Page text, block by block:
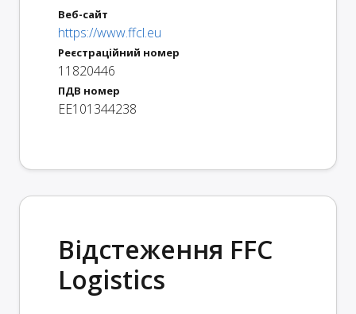
Веб-сайт
https://www.ffcl.eu
Реєстраційний номер
11820446
ПДВ номер
EE101344238
Відстеження FFC
Logistics